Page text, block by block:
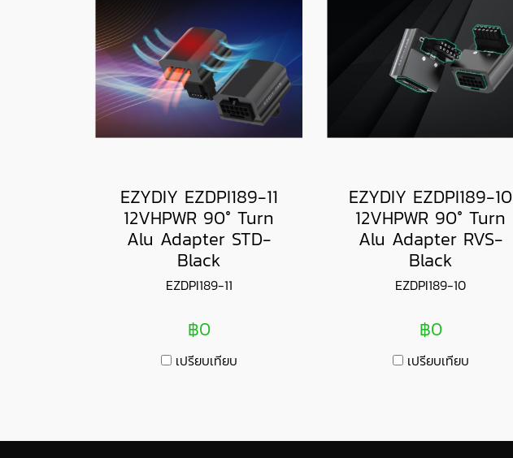
EZYDIY EZDPI189-11
12VHPWR 90° Turn
Alu Adapter STD-
Black
EZDPI189-11
฿0
เปรียบเทียบ
EZYDIY EZDPI189-10
12VHPWR 90° Turn
Alu Adapter RVS-
Black
EZDPI189-10
฿0
เปรียบเทียบ